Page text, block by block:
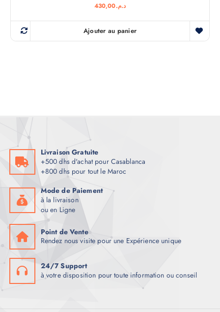
د.م.430,00
Ajouter au panier
Livraison Gratuite
+500 dhs d'achat pour Casablanca
+800 dhs pour tout le Maroc
Mode de Paiement
à la livraison
ou en Ligne
Point de Vente
Rendez nous visite pour une Expérience unique
24/7 Support
à votre disposition pour toute information ou conseil